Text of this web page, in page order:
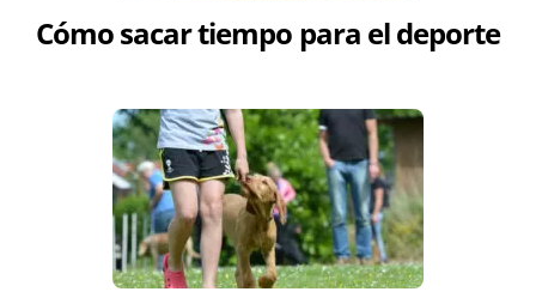
Cómo sacar tiempo para el deporte